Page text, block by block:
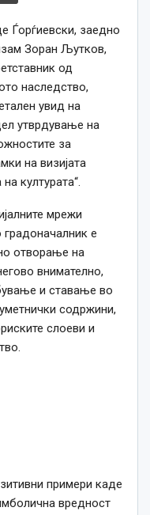
Ѓорѓиевски, заедно
Зоран Љутков,
од
наследство,
увид на
утврдување на
за
на визијата
културата“.
мрежи
градоначалник е
отворање на
внимателно,
и ставање во
содржини,
слоеви и
примери каде
вредност